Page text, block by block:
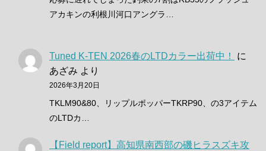
アカキンの利根川河口アングラ…
Tuned K-TEN 2026春のLTDカラー出荷中！
に
あざみ より
2026年3月20日
TKLM90&80、リップルポッパーTKRP90、の3アイテム
のLTDカ…
【Field report】高知県南西部の磯ヒラスズキ攻